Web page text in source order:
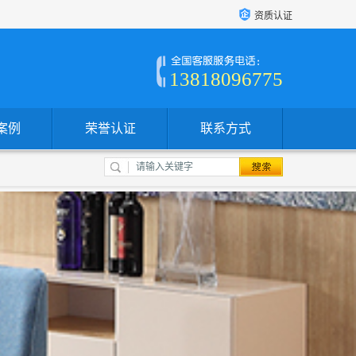
资质认证
13818096775
例 荣誉认证 联系方式